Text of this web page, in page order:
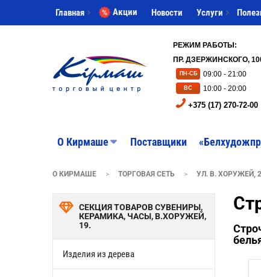
Главная Акции Новости Услуги
РЕЖИМ РАБОТЫ:
ПР. ДЗЕРЖИНСКОГО,
ПН-СБ 09:00 - 21:00
ВС 10:00 - 20:00
+375 (17) 270-72-00
O Кирмаше Поставщики
О КИРМАШЕ > ТОРГОВАЯ СЕТЬ > УЛ. В. ХОРУЖЕЙ,
СЕКЦИЯ ТОВАРОВ СУВЕНИРЫ,
КЕРАМИКА, ЧАСЫ, В.ХОРУЖЕЙ,
19.
Изделия из дерева